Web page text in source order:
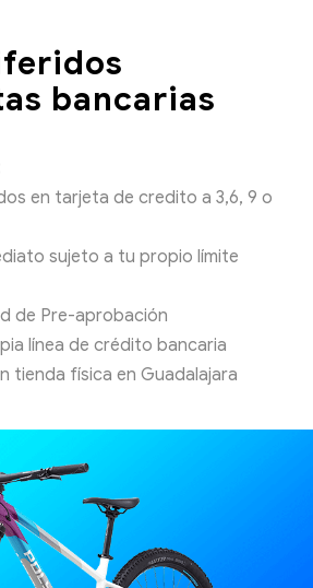
bancarias
en tarjeta de credito a 3,6, 9 o
sujeto a tu propio límite
de Pre-aprobación
línea de crédito bancaria
tienda física en Guadalajara